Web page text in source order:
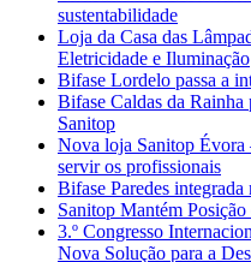
sustentabilidade
Loja da Casa das
Eletricidade e Iluminação
Bifase Lordelo passa a
Bifase Caldas da Rainha
Sanitop
Nova loja Sanitop Évora
servir os profissionais
Bifase Paredes
Sanitop Mantém
3.º Congresso
Nova Solução para a